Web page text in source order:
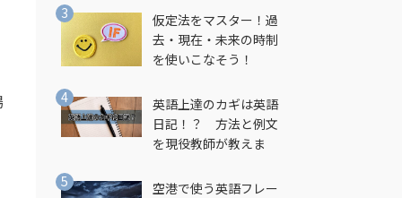
仮定法をマスター！過
去・現在・未来の時制
を使いこなそう！
英語上達のカギは英語
日記！？ 方法と例文
を現役教師が教えま
空港で使う英語フレー